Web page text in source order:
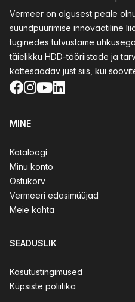
Vermeer on algusest peale
suundpuurimise innovaatiline
tuginedes tutvustame
täielikku HDD-tööriistade ja
kättesaadav just siis, kui
Facebook
Instagram
YouTube
LinkedIn
MINE
Kataloogi
Minu konto
Ostukorv
Vermeeri edasimüüjad
Meie kohta
SEADUSLIK
Kasutustingimused
Küpsiste poliitika